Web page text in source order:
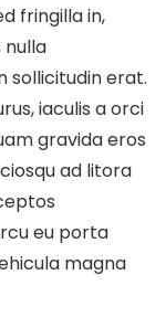
fringilla in,
nulla
sollicitudin erat.
iaculis a orci
gravida eros
ad litora
eu porta
magna